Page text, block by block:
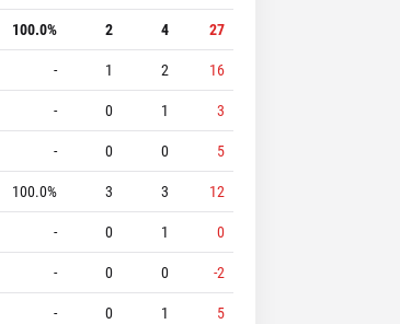
100.0% 2 4
27
- 1 2
16
- 0 1
3
- 0 0
5
100.0% 3 3
12
- 0 1
0
- 0 0
-2
- 0 1
5